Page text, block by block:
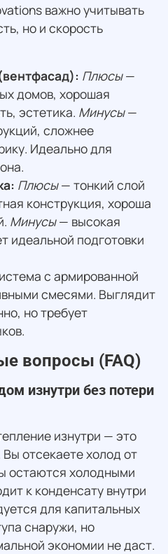
важно учитывать
но и скорость
Плюсы—
домов, хорошая
эстетика. Минусы—
сложнее
Идеально для
Плюсы— тонкий слой
конструкция, хороша
Минусы— высокая
идеальной подготовки
с армированной
смесями. Выглядит
но требует
вопросы (FAQ)
изнутри без потери
изнутри — это
отсекаете холод от
остаются холодными
к конденсату внутри
для капитальных
снаружи, но
экономии не даст.